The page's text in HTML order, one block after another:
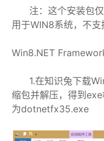
注：这个安装包仅
用于WIN8系统，不支
Win8.NET
1.在知识兔下载
缩包并解压，得到
为dotnetfx35.exe